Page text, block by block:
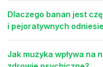
Dlaczego banan jest
i pejoratywnych
Jak muzyka wpływa na